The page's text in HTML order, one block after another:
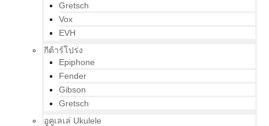
Gretsch
Vox
EVH
กีต้าร์โปร่ง
Epiphone
Fender
Gibson
Gretsch
อูคูเลเล่ Ukulele